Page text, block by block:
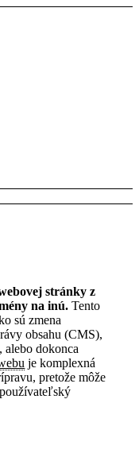
stránky z
na inú. Tento
sú zmena
obsahu (CMS),
alebo dokonca
je komplexná
pretože môže